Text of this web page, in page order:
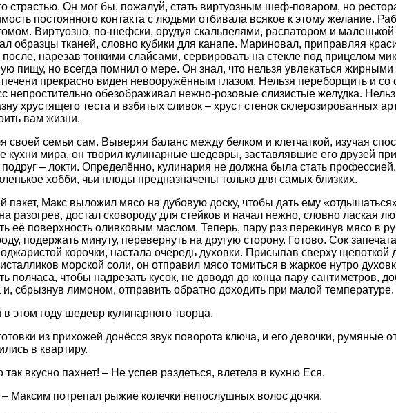
страстью. Он мог бы, пожалуй, стать виртуозным шеф-поваром, но
постоянного контакта с людьми отбивала всякое к этому желание.
Виртуозно, по-шефски, орудуя скальпелями, распатором и маленькой
образцы тканей, словно кубики для канапе. Мариновал, приправляя
нарезав тонкими слайсами, сервировать на стекле под прицелом
пищу, но всегда помнил о мере. Он знал, что нельзя увлекаться
прекрасно виден невооружённым глазом. Нельзя переборщить и со
непростительно обезображивал нежно-розовые слизистые желудка.
хрустящего теста и взбитых сливок – хруст стенок склерозированных
вам жизни.
своей семьи сам. Выверяя баланс между белком и клетчаткой, изучая
кухни мира, он творил кулинарные шедевры, заставлявшие его друзей
– локти. Определённо, кулинария не должна была стать
хобби, чьи плоды предназначены только для самых близких.
пакет, Макс выложил мясо на дубовую доску, чтобы дать ему
разогрев, достал сковороду для стейков и начал нежно, словно лаская
её поверхность оливковым маслом. Теперь, пару раз перекинув мясо в
подержать минуту, перевернуть на другую сторону. Готово. Сок
корочки, настала очередь духовки. Присыпав сверху щепоткой
морской соли, он отправил мясо томиться в жаркое нутро
полчаса, чтобы надрезать кусок, не доводя до конца пару сантиметров,
и, сбрызнув лимоном, отправить обратно доходить при малой температуре.
этом году шедевр кулинарного творца.
из прихожей донёсся звук поворота ключа, и его девочки, румяные
в квартиру.
вкусно пахнет! – Не успев раздеться, влетела в кухню Еся.
Максим потрепал рыжие колечки непослушных волос дочки.